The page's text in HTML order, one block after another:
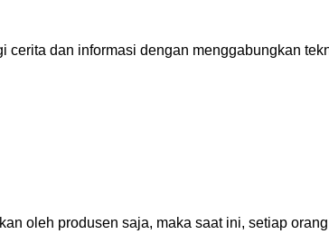
dan informasi dengan menggabungkan
oleh produsen saja, maka saat ini, setiap